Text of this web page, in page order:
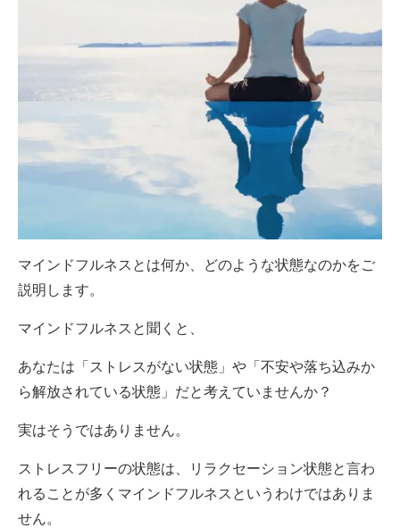
マインドフルネスとは何か、どのような状態なのかをご
説明します。
マインドフルネスと聞くと、
あなたは「ストレスがない状態」や「不安や落ち込みか
ら解放されている状態」だと考えていませんか？
実はそうではありません。
ストレスフリーの状態は、リラクセーション状態と言わ
れることが多くマインドフルネスというわけではありま
せん。